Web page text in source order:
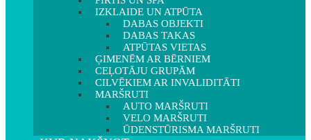
IZKLAIDE UN ATPŪTA
DABAS OBJEKTI
DABAS TAKAS
ATPŪTAS VIETAS
ĢIMENĒM AR BĒRNIEM
CEĻOTĀJU GRUPĀM
CILVĒKIEM AR INVALIDITĀTI
MARŠRUTI
AUTO MARŠRUTI
VELO MARŠRUTI
ŪDENSTŪRISMA MARŠRUTI